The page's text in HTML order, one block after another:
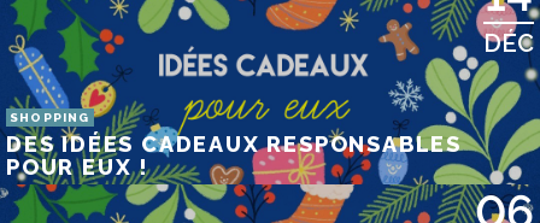
DÉC
SHOPPING
DES IDÉES CADEAUX RESPONSABLES
POUR EUX !
06